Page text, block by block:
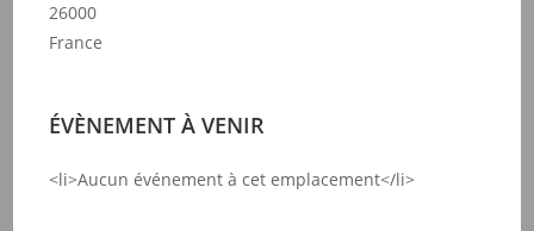
26000
France
ÉVÈNEMENT À VENIR
<li>Aucun événement à cet emplacement</li>